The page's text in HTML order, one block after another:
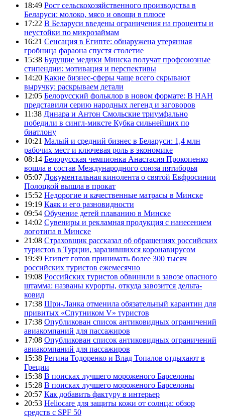
18:49 Рост сельскохозяйственного производства в
Беларуси: молоко, мясо и овощи в плюсе
17:22 В Беларуси введены ограничения на проценты и
неустойки по микрозаймам
16:21 Сенсация в Египте: обнаружена утерянная
гробница фараона спустя столетие
15:38 Будущие медики Минска получат профсоюзные
стипендии: мотивация и перспективы
14:20 Какие бизнес-сферы чаще всего скрывают
выручку: раскрываем детали
12:05 Белорусский фольклор в новом формате: В НАН
представили серию народных легенд и заговоров
11:38 Динара и Антон Смольские триумфально
победили в сингл-миксте Кубка сильнейших по
биатлону
10:21 Малый и средний бизнес в Беларуси: 1,4 млн
рабочих мест и ключевая роль в экономике
08:14 Белорусская чемпионка Анастасия Прокопенко
вошла в состав Международного союза пятиборья
05:07 Документальная кинолента о святой Евфросинии
Полоцкой вышла в прокат
15:52 Недорогие и качественные матрасы в Минске
19:19 Каяк и его разновидности
09:54 Обучение детей плаванию в Минске
14:02 Сувениры и рекламная продукция с нанесением
логотипа в Минске
21:08 Страховщик рассказал об обращениях российских
туристов в Турции, заразившихся коронавирусом
19:39 Египет готов принимать более 300 тысяч
российских туристов ежемесячно
19:08 Российских туристов обвинили в завозе опасного
штамма: названы курорты, откуда завозится дельта-
ковид
17:38 Шри-Ланка отменила обязательный карантин для
привитых «Спутником V» туристов
17:38 Опубликован список антиковидных ограничений
авиакомпаний для пассажиров
17:08 Опубликован список антиковидных ограничений
авиакомпаний для пассажиров
15:38 Регина Тодоренко и Влад Топалов отдыхают в
Греции
15:38 В поисках лучшего мороженого Барселоны
15:28 В поисках лучшего мороженого Барселоны
20:57 Как добавить фактуру в интерьер
20:53 Heliocare для защиты кожи от солнца: обзор
средств с SPF 50